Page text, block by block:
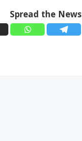
Spread the News